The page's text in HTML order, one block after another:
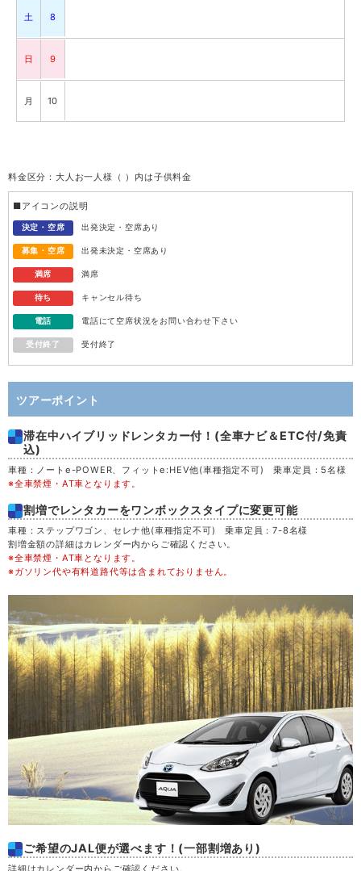
土 8
日 9
月 10
水 12
木 13
金 14
日 16
月 17
火 18
水 19
木 20
金 21
日 23
月 24
25
水 26
木 27
金 28
料金区分：大人お一人様（ ）内は子供料金
■アイコンの説明
決定・空席 出発決定・空席あり
募集・空席 出発未決定・空席あり
満席 満席
待ち キャンセル待ち
電話 電話にて空席状況をお問い合わせ下さい
受付終了 受付終了
ツアーポイント
滞在中ハイブリッドレンタカー付！(全車ナビ＆ETC付/免責
込)
車種：ノートe-POWER、フィットe:HEV他(車種指定不可) 乗車定員：5名様
※全車禁煙・AT車となります。
割増でレンタカーをワンボックスタイプに変更可能
車種：ステップワゴン、セレナ他(車種指定不可) 乗車定員：7-8名様
割増金額の詳細はカレンダー内からご確認ください。
※全車禁煙・AT車となります。
※ガソリン代や有料道路代等は含まれておりません。
ご希望のJAL便が選べます！(一部割増あり)